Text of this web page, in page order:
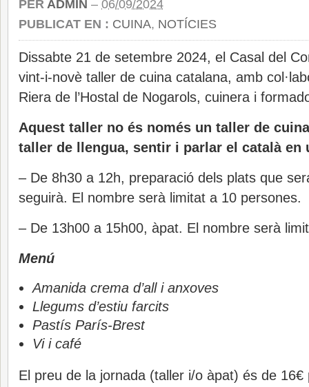
PER ADMIN – 06/09/2024
PUBLICAT EN : CUINA, NOTÍCIES
Dissabte 21 de setembre 2024, el Casal del
vint-i-novè taller de cuina catalana, amb
Riera de l’Hostal de Nogarols, cuinera i
Aquest taller no és només un taller de
taller de llengua, sentir i parlar el català en
– De 8h30 a 12h, preparació dels plats que
seguirà. El nombre serà limitat a 10 persones.
– De 13h00 a 15h00, àpat. El nombre serà
Menú
Amanida crema d’all i anxoves
Llegums d’estiu farcits
Pastís París-Brest
Vi i café
El preu de la jornada (taller i/o àpat) és de 16€